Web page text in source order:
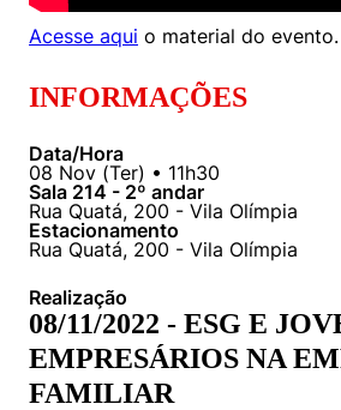
Políticas Públicas
Acesse aqui o material do evento.
INFORMAÇÕES
Data/Hora
08 Nov (Ter) • 11h30
Sala 214 - 2º andar
Rua Quatá, 200 - Vila Olímpia
Estacionamento
Rua Quatá, 200 - Vila Olímpia
Realização
08/11/2022 - ESG E
EMPRESÁRIOS NA
FAMILIAR